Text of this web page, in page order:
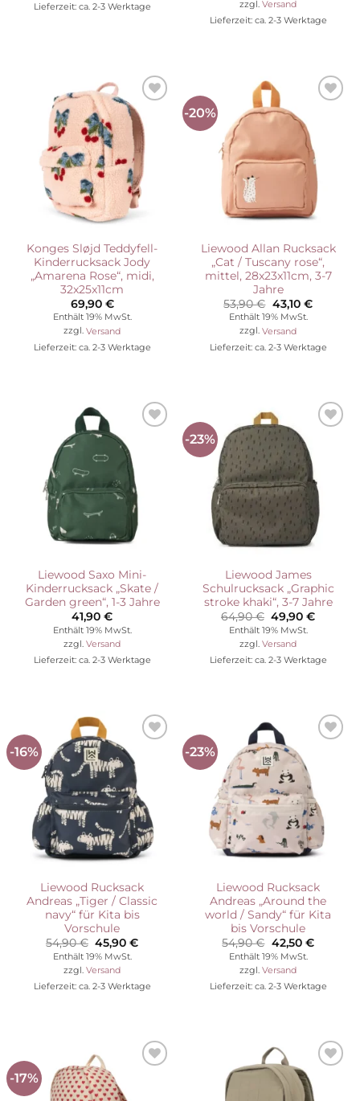
Lieferzeit: ca. 2-3 Werktage
64,90 €
zzgl. Versand
Lieferzeit: ca. 2-3 Werktage
Auf die
Wunschliste
Konges Sløjd Teddyfell-
Kinderrucksack Jody
„Amarena Rose“, midi,
32x25x11cm
69,90 €
Enthält 19% MwSt.
zzgl. Versand
Lieferzeit: ca. 2-3 Werktage
-20%
Auf die
Wunschliste
Liewood Allan Rucksack
„Cat / Tuscany rose“,
mittel, 28x23x11cm, 3-7
Jahre
53,90€ Ursprünglicher
Preis
war:
53,90 €
43,10 €
Enthält 19% MwSt.
zzgl. Versand
Lieferzeit: ca. 2-3 Werktage
Auf die
Wunschliste
Liewood Saxo Mini-
Kinderrucksack „Skate /
Garden green“, 1-3 Jahre
41,90 €
Enthält 19% MwSt.
zzgl. Versand
Lieferzeit: ca. 2-3 Werktage
-23%
Auf die
Wunschliste
Liewood James
Schulrucksack „Graphic
stroke khaki“, 3-7 Jahre
64,90€ Ursprünglicher
Preis
war:
64,90 €
49,90€
Enthält 19% MwSt.
zzgl. Versand
Lieferzeit: ca. 2-3 Werktage
-16%
Auf die
Wunschliste
Liewood Rucksack
Andreas „Tiger / Classic
navy“ für Kita bis
Vorschule
54,90€ Ursprünglicher
Preis
war:
54,90 €
45,90€Aktueller
Enthält 19% MwSt.
zzgl. Versand
Lieferzeit: ca. 2-3 Werktage
-23%
Auf die
Wunschliste
Liewood Rucksack
Andreas „Around the
world / Sandy“ für Kita
bis Vorschule
54,90€ Ursprünglicher
Preis
war:
54,90 €
42,50 €
Enthält 19% MwSt.
zzgl. Versand
Lieferzeit: ca. 2-3 Werktage
-17%
Wunschliste
Auf die
Wunschliste